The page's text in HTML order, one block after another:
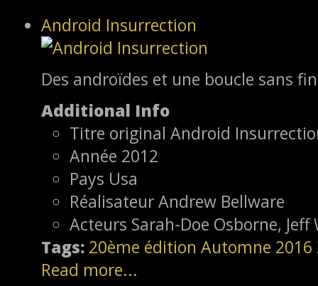
Android Insurrection
Des androïdes et une boucle sans fin
Additional Info
Titre original Android
Année 2012
Pays Usa
RéalisateurAndrew Bellware
Acteurs Sarah-Doe Osborne,
Tags: 20ème édition Automne 2016
Read more...